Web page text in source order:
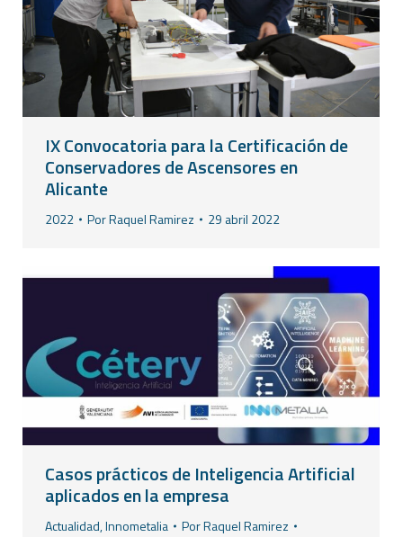
IX Convocatoria para la Certificación de
Conservadores de Ascensores en
Alicante
2022 PorRaquel Ramirez 29 abril 2022
Casos prácticos de Inteligencia Artificial
aplicados en la empresa
Actualidad,Innometalia PorRaquel Ramirez